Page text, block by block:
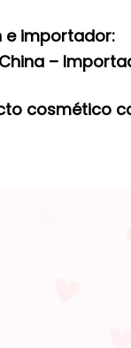
e importador:
–
cosmético